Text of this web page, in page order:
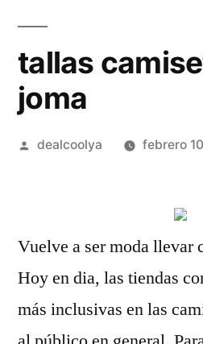
tallas
joma
Publicado
dealcoolya febrero
Vuelve a ser moda llevar
Hoy en dia, las tiendas
más inclusivas en las